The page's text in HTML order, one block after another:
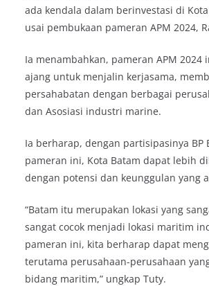
ada kendala dalam berinvestasi di
usai pembukaan pameran APM 2024,
Ia menambahkan, pameran APM 2024
ajang untuk menjalin kerjasama,
persahabatan dengan berbagai
dan Asosiasi industri marine.
Ia berharap, dengan partisipasinya BP
pameran ini, Kota Batam dapat lebih
dengan potensi dan keunggulan yang
“Batam itu merupakan lokasi yang
sangat cocok menjadi lokasi maritim
pameran ini, kita berharap dapat
terutama perusahaan-perusahaan
bidang maritim,” ungkap Tuty.